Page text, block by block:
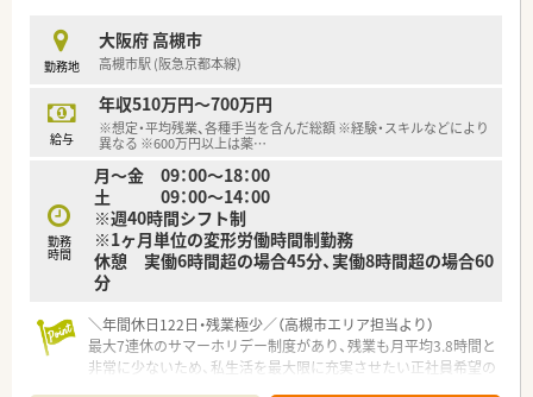
食品などのアドバイスを通じて未病や予防医療に貢献します。
【職場環境と雰囲気】
■店舗は明るい雰囲気で居心地が良く、無理な遠方への異動もな
いため、大阪や兵庫のエリア内で腰を落ち着けて長く働けます。
■経営陣のほとんどが現場を知る薬剤師であるため風通しが良
く、エリアごとに上席薬剤師を配置しフォロー体制も万全です。
■男性の育児休業取得率が81％と非常に高く、エリア長などの
役職者も実際に取得しているため子育てへの深い理解がありま
す。
勤務地
大阪府 高槻市
高槻市駅 (阪急京都本線)
給与
年収510万円～700万円
※想定・平均残業、各種手当を含んだ総額 ※経験・スキルなどにより
異なる ※600万円以上は薬…
勤務
時間
月～金 09：00～18：00
土 09：00～14：00
※週40時間シフト制
※1ヶ月単位の変形労働時間制勤務
休憩 実働6時間超の場合45分、実働8時間超の場合60
分
＼年間休日122日・残業極少／（高槻市エリア担当より）
最大7連休のサマーホリデー制度があり、残業も月平均3.8時間と
非常に少ないため、私生活を最大限に充実させたい正社員希望の